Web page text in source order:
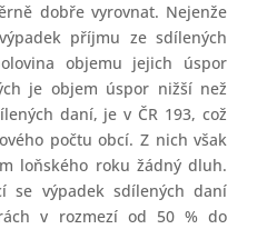
dobře vyrovnat. Nejenže
příjmu ze sdílených
objemu jejich úspor
je objem úspor nižší než
daní, je v ČR 193, což
počtu obcí. Z nich však
loňského roku žádný dluh.
se výpadek sdílených daní
v rozmezí od 50 % do